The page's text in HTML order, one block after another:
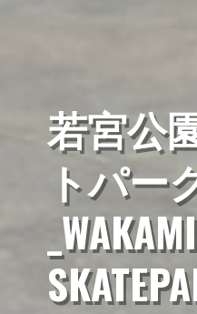
若宮公
トパー